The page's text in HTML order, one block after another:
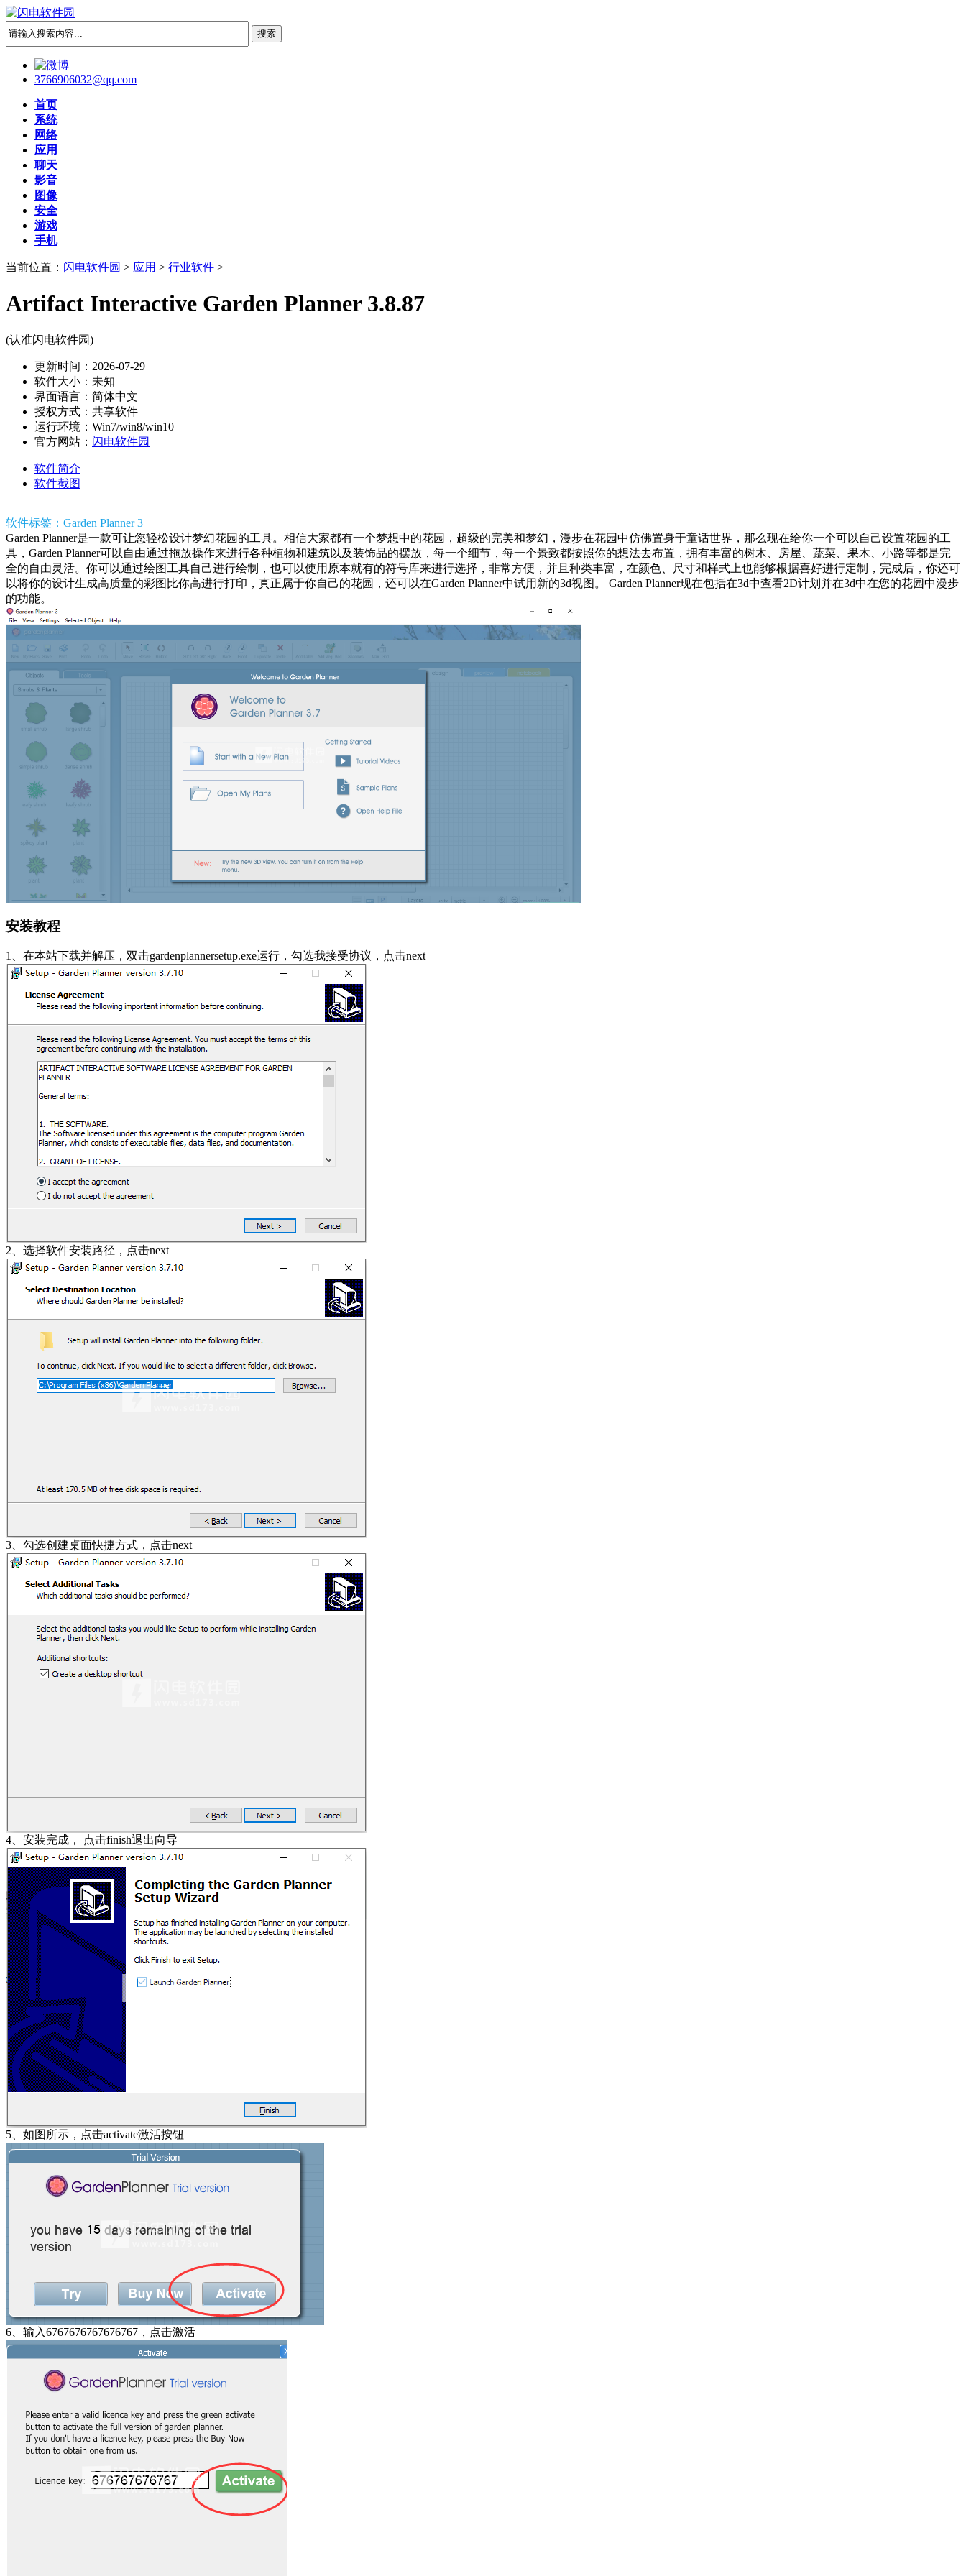
3766906032@qq.com
首页
系统
网络
应用
聊天
影音
图像
安全
游戏
手机
当前位置： 闪电软件园 > 应用 > 行业软件 >
Artifact Interactive Garden Planner 3.8.87
(认准闪电软件园)
更新时间：2026-07-29
软件大小：未知
界面语言：简体中文
授权方式：共享软件
运行环境：Win7/win8/win10
官方网站： 闪电软件园
软件简介
软件截图
软件标签： Garden Planner 3
Garden Planner是一款可让您轻松设计梦幻花园的工具。相信大家都有一个梦想中的花园，超级的完美和梦幻，漫步在花园中仿佛置身于童话世界，那么现在给你一个可以自己设置花园的工
具，Garden Planner可以自由通过拖放操作来进行各种植物和建筑以及装饰品的摆放，每一个细节，每一个景致都按照你的想法去布置，拥有丰富的树木、房屋、蔬菜、果木、小路等都是完
全的自由灵活。你可以通过绘图工具自己进行绘制，也可以使用原本就有的符号库来进行选择，非常方便，并且种类丰富，在颜色、尺寸和样式上也能够根据喜好进行定制，完成后，你还可
以将你的设计生成高质量的彩图比你高进行打印，真正属于你自己的花园，还可以在Garden Planner中试用新的3d视图。 Garden Planner现在包括在3d中查看2D计划并在3d中在您的花园中漫步
的功能。
安装教程
1、在本站下载并解压，双击gardenplannersetup.exe运行，勾选我接受协议，点击next
2、选择软件安装路径，点击next
3、勾选创建桌面快捷方式，点击next
4、安装完成， 点击finish退出向导
5、如图所示，点击activate激活按钮
6、输入6767676767676767，点击激活